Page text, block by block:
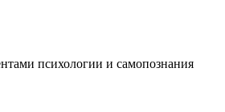
психологии и самопознания